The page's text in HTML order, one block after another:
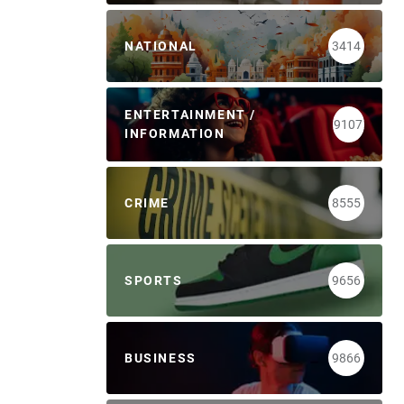
NATIONAL 3414
ENTERTAINMENT /
INFORMATION
9107
CRIME 8555
SPORTS 9656
BUSINESS 9866